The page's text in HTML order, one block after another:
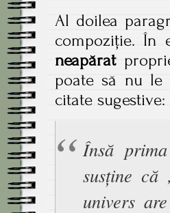
Al doilea
compoziție. În
neapărat
poate să nu le
citate sugestive:
Însă
susține că
univers